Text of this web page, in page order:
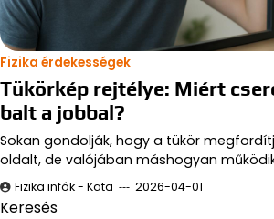
Fizika érdekességek
Tükörkép rejtélye: Miért
balt a jobbal?
Sokan gondolják, hogy a tükör
oldalt, de valójában máshogyan
Fizika infók - Kata 2026-04-01
Keresés